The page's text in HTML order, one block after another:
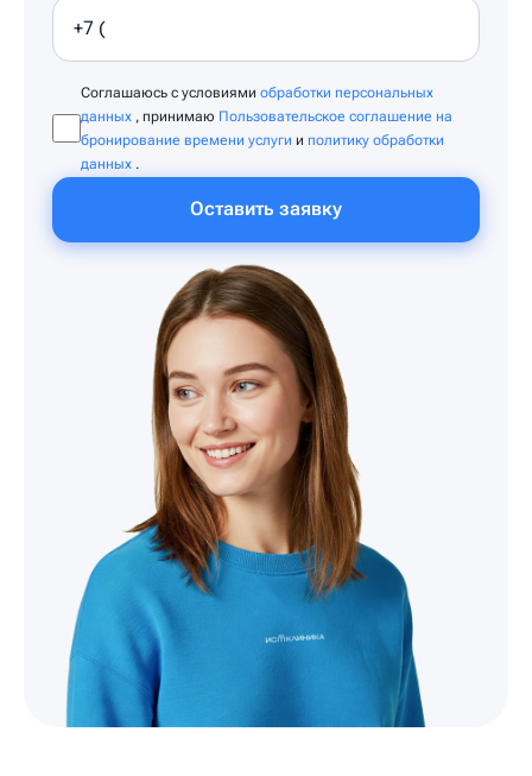
Соглашаюсь с условиями обработки персональных
данных , принимаю Пользовательское соглашение на
бронирование времени услуги и политику обработки
данных .
Оставить заявку